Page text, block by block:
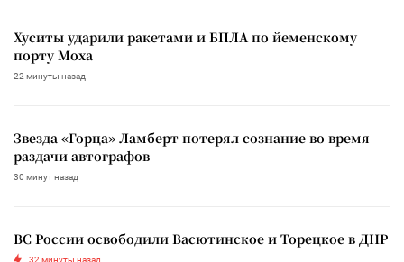
Хуситы ударили ракетами и БПЛА по йеменскому
порту Моха
22 минуты назад
Звезда «Горца» Ламберт потерял сознание во время
раздачи автографов
30 минут назад
ВС России освободили Васютинское и Торецкое в ДНР
32 минуты назад